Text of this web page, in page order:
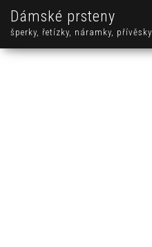
Dámské prsteny
šperky, řetízky, náramky, přívěsky